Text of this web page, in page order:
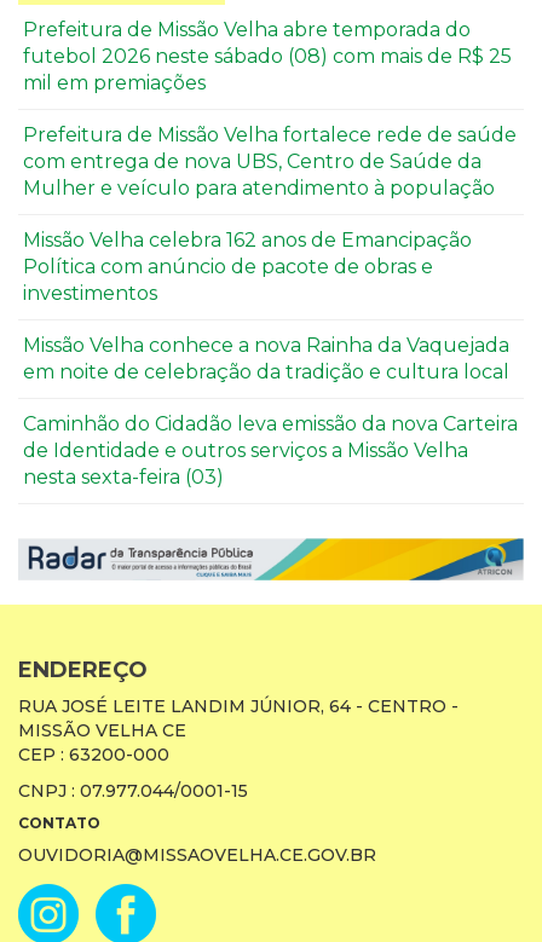
Prefeitura de Missão Velha abre temporada do
futebol 2026 neste sábado (08) com mais de R$ 25
mil em premiações
Prefeitura de Missão Velha fortalece rede de saúde
com entrega de nova UBS, Centro de Saúde da
Mulher e veículo para atendimento à população
Missão Velha celebra 162 anos de Emancipação
Política com anúncio de pacote de obras e
investimentos
Missão Velha conhece a nova Rainha da Vaquejada
em noite de celebração da tradição e cultura local
Caminhão do Cidadão leva emissão da nova Carteira
de Identidade e outros serviços a Missão Velha
nesta sexta-feira (03)
ENDEREÇO
RUA JOSÉ LEITE LANDIM JÚNIOR, 64 - CENTRO -
MISSÃO VELHA CE
CEP : 63200-000
CNPJ : 07.977.044/0001-15
CONTATO
OUVIDORIA@MISSAOVELHA.CE.GOV.BR